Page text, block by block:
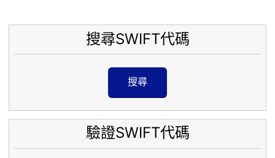
搜尋SWIFT代碼
搜尋
驗證SWIFT代碼